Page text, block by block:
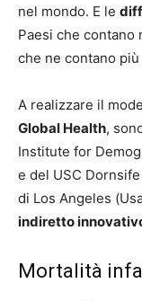
nel mondo. E le
Paesi che contano
che ne contano
A realizzare il
Global Health,
Institute for
e del USC
di Los Angeles
indiretto
Mortalità